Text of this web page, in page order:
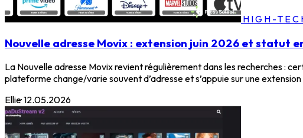
HIGH-
Nouvelle adresse Movix : extension juin 2026 et statut
La Nouvelle adresse Movix revient régulièrement dans les recherches :
plateforme change/varie souvent d’adresse et s’appuie sur une
Ellie·12.05.2026